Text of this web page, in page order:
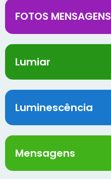
FOTOS MENSAGENS
Lumiar
Luminescência
Mensagens